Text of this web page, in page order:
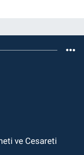
ve Cesareti